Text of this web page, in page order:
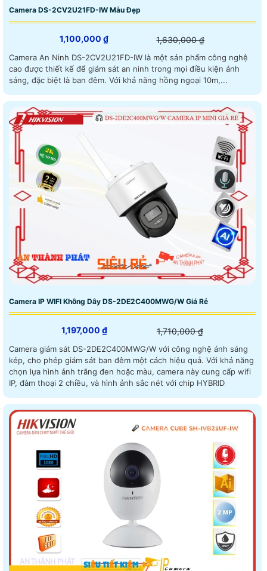
Camera DS-2CV2U21FD-IW Mẫu Đẹp
1,100,000 ₫ 1,630,000 ₫
Camera An Ninh DS-2CV2U21FD-IW là một sản phẩm công nghệ
cao được thiết kế để giám sát an ninh trong mọi điều kiện ánh
sáng, đặc biệt là ban đêm. Với khả năng hồng ngoại 10m,...
Camera IP WIFI Không Dây DS-2DE2C400MWG/W Giá Rẻ
1,197,000 ₫ 1,710,000 ₫
Camera giám sát DS-2DE2C400MWG/W với công nghệ ánh sáng
kép, cho phép giám sát ban đêm một cách hiệu quả. Với khả năng
chọn lựa hình ảnh trắng đen hoặc màu, camera này cung cấp wifi
IP, đàm thoại 2 chiều, và hình ảnh sắc nét với chip HYBRID